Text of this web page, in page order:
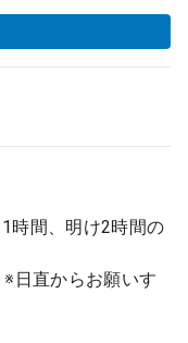
時間、明け2時間の
直からお願いす